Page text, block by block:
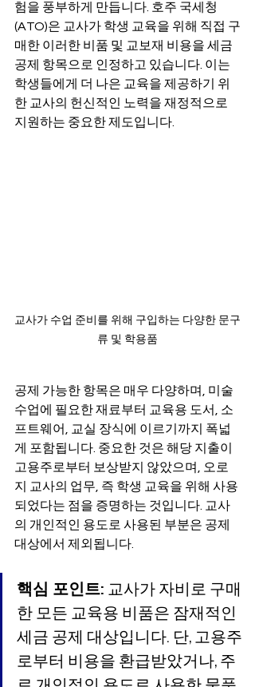
험을 풍부하게 만듭니다. 호주 국세청
(ATO)은 교사가 학생 교육을 위해 직접 구
매한 이러한 비품 및 교보재 비용을 세금
공제 항목으로 인정하고 있습니다. 이는
학생들에게 더 나은 교육을 제공하기 위
한 교사의 헌신적인 노력을 재정적으로
지원하는 중요한 제도입니다.
교사가 수업 준비를 위해 구입하는 다양한 문구
류 및 학용품
공제 가능한 항목은 매우 다양하며, 미술
수업에 필요한 재료부터 교육용 도서, 소
프트웨어, 교실 장식에 이르기까지 폭넓
게 포함됩니다. 중요한 것은 해당 지출이
고용주로부터 보상받지 않았으며, 오로
지 교사의 업무, 즉 학생 교육을 위해 사용
되었다는 점을 증명하는 것입니다. 교사
의 개인적인 용도로 사용된 부분은 공제
대상에서 제외됩니다.
핵심 포인트: 교사가 자비로 구매
한 모든 교육용 비품은 잠재적인
세금 공제 대상입니다. 단, 고용주
로부터 비용을 환급받았거나, 주